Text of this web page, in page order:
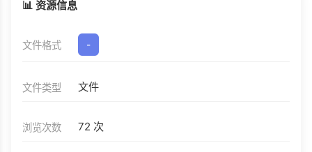
📊 资源信息
文件格式 -
文件类型 文件
浏览次数 72 次